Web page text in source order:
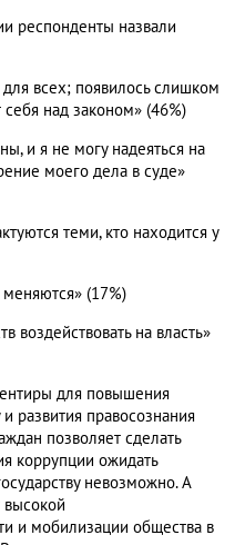
респонденты назвали
всех; появилось слишком
над законом» (46%)
и я не могу надеяться на
моего дела в суде»
теми, кто находится у
(17%)
воздействовать на власть»
для повышения
развития правосознания
позволяет сделать
коррупции ожидать
невозможно. А
высокой
и мобилизации общества в